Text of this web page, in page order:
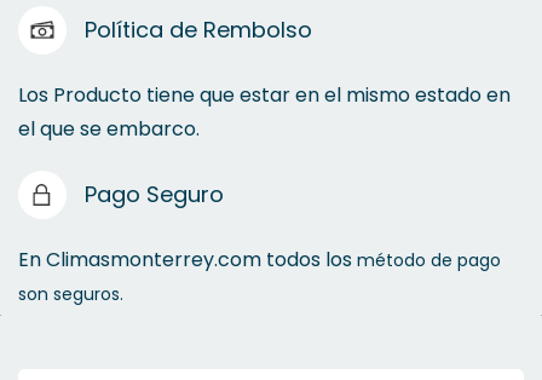
Política de Rembolso
Los Producto tiene que estar en el mismo estado en
el que se embarco.
Pago Seguro
En Climasmonterrey.com todos los método de pago
son seguros.